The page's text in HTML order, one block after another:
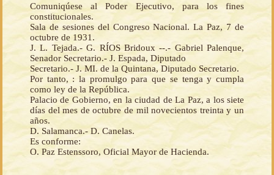
Comuniqúese al Poder Ejecutivo, para los fines
constitucionales.
Sala de sesiones del Congreso Nacional. La Paz, 7 de
octubre de 1931.
J. L. Tejada.- G. RÍOS Bridoux --.- Gabriel Palenque,
Senador Secretario.- J. Espada, Diputado
Secretario.- J. MI. de la Quintana, Diputado Secretario.
Por tanto, : la promulgo para que se tenga y cumpla
como ley de la República.
Palacio de Gobierno, en la ciudad de La Paz, a los siete
días del mes de octubre de mil novecientos treinta y un
años.
D. Salamanca.- D. Canelas.
Es conforme:
O. Paz Estenssoro, Oficial Mayor de Hacienda.